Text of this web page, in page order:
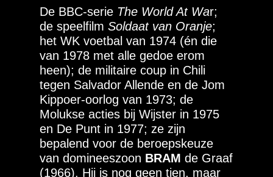
De BBC-serie The World At War;
de speelfilm Soldaat van Oranje;
het WK voetbal van 1974 (én die
van 1978 met alle gedoe erom
heen); de militaire coup in Chili
tegen Salvador Allende en de Jom
Kippoer-oorlog van 1973; de
Molukse acties bij Wijster in 1975
en De Punt in 1977; ze zijn
bepalend voor de beroepskeuze
van domineeszoon BRAM de Graaf
(1966). Hij is nog geen tien, maar